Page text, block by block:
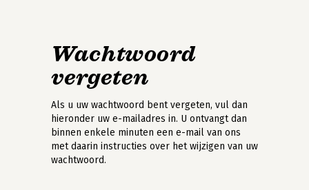
Wachtwoord
vergeten
Als u uw wachtwoord bent vergeten, vul dan
hieronder uw e-mailadres in. U ontvangt dan
binnen enkele minuten een e-mail van ons
met daarin instructies over het wijzigen van uw
wachtwoord.